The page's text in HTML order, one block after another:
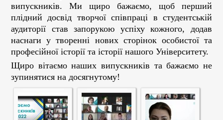
випускників. Ми щиро бажаємо, щоб перший
плідний досвід творчої співпраці в студентській
аудиторії став запорукою успіху кожного, додав
наснаги у творенні нових сторінок особистої та
професійної історії та історії нашого Університету.
Щиро вітаємо наших випускників та бажаємо не
зупинятися на досягнутому!